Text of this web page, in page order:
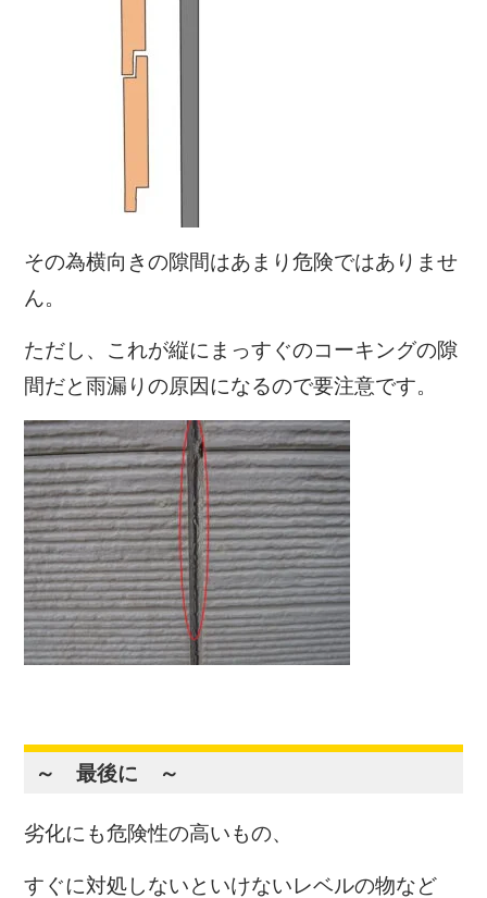
その為横向きの隙間はあまり危険ではありませ
ん。
ただし、これが縦にまっすぐのコーキングの隙
間だと雨漏りの原因になるので要注意です。
～ 最後に ～
劣化にも危険性の高いもの、
すぐに対処しないといけないレベルの物など